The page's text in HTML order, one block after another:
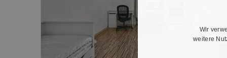
Wir
weitere